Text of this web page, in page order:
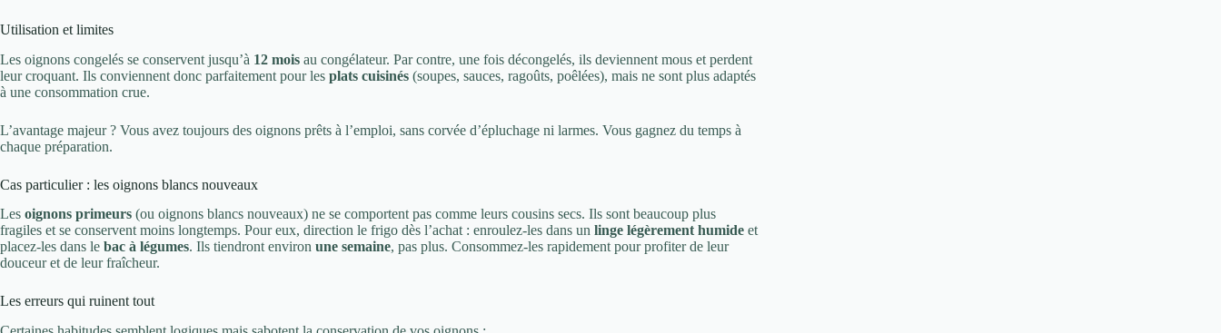
Utilisation et limites
Les oignons congelés se conservent jusqu’à 12 mois au congélateur. Par contre, une fois décongelés, ils deviennent mous et perdent
leur croquant. Ils conviennent donc parfaitement pour les plats cuisinés (soupes, sauces, ragoûts, poêlées), mais ne sont plus adaptés
à une consommation crue.
L’avantage majeur ? Vous avez toujours des oignons prêts à l’emploi, sans corvée d’épluchage ni larmes. Vous gagnez du temps à
chaque préparation.
Cas particulier : les oignons blancs nouveaux
Les oignons primeurs (ou oignons blancs nouveaux) ne se comportent pas comme leurs cousins secs. Ils sont beaucoup plus
fragiles et se conservent moins longtemps. Pour eux, direction le frigo dès l’achat : enroulez-les dans un linge légèrement humide et
placez-les dans le bac à légumes. Ils tiendront environ une semaine, pas plus. Consommez-les rapidement pour profiter de leur
douceur et de leur fraîcheur.
Les erreurs qui ruinent tout